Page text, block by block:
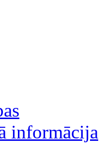
informācija